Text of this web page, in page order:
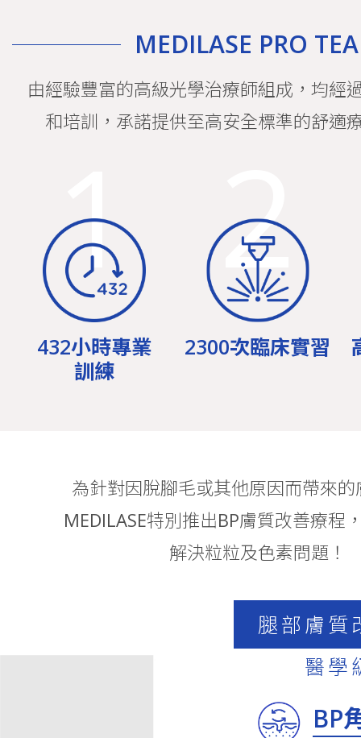
MEDILASE PRO
由經驗豐富的高級光學治療師組成，均經
和培訓，承諾提供至高安全標準的舒適
1
432小時專業
訓練
2
2300次臨床實習
為針對因脫腳毛或其他原因而帶來
MEDILASE特別推出BP膚質改善療程
解決粒粒及色素問題！
腿部膚質
醫學
BP